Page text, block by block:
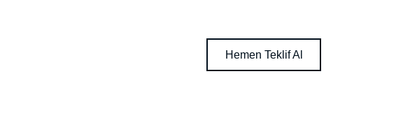
Hemen Teklif Al